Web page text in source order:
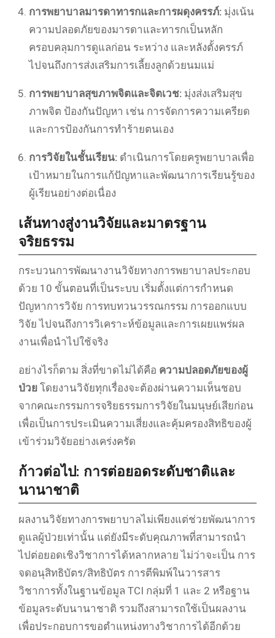
การพยาบาลมารดาทารกและการผดุงครรภ์: มุ่งเน้น
ความปลอดภัยของมารดาและทารกเป็นหลัก
ครอบคลุมการดูแลก่อน ระหว่าง และหลังตั้งครรภ์
ไปจนถึงการส่งเสริมการเลี้ยงลูกด้วยนมแม่
การพยาบาลสุขภาพจิตและจิตเวช: มุ่งส่งเสริมสุข
ภาพจิต ป้องกันปัญหา เช่น การจัดการความเครียด
และการป้องกันการทำร้ายตนเอง
การวิจัยในชั้นเรียน: ดำเนินการโดยครูพยาบาลเพื่อ
เป้าหมายในการแก้ปัญหาและพัฒนาการเรียนรู้ของ
ผู้เรียนอย่างต่อเนื่อง
เส้นทางสู่งานวิจัยและมาตรฐาน
จริยธรรม
กระบวนการพัฒนางานวิจัยทางการพยาบาลประกอบ
ด้วย 10 ขั้นตอนที่เป็นระบบ เริ่มตั้งแต่การกำหนด
ปัญหาการวิจัย การทบทวนวรรณกรรม การออกแบบ
วิจัย ไปจนถึงการวิเคราะห์ข้อมูลและการเผยแพร่ผล
งานเพื่อนำไปใช้จริง
อย่างไรก็ตาม สิ่งที่ขาดไม่ได้คือ ความปลอดภัยของผู้
ป่วย โดยงานวิจัยทุกเรื่องจะต้องผ่านความเห็นชอบ
จากคณะกรรมการจริยธรรมการวิจัยในมนุษย์เสียก่อน
เพื่อเป็นการประเมินความเสี่ยงและคุ้มครองสิทธิของผู้
เข้าร่วมวิจัยอย่างเคร่งครัด
ก้าวต่อไป: การต่อยอดระดับชาติและ
นานาชาติ
ผลงานวิจัยทางการพยาบาลไม่เพียงแต่ช่วยพัฒนาการ
ดูแลผู้ป่วยเท่านั้น แต่ยังมีระดับคุณภาพที่สามารถนำ
ไปต่อยอดเชิงวิชาการได้หลากหลาย ไม่ว่าจะเป็น การ
จดอนุสิทธิบัตร/สิทธิบัตร การตีพิมพ์ในวารสาร
วิชาการทั้งในฐานข้อมูล TCI กลุ่มที่ 1 และ 2 หรือฐาน
ข้อมูลระดับนานาชาติ รวมถึงสามารถใช้เป็นผลงาน
เพื่อประกอบการขอตำแหน่งทางวิชาการได้อีกด้วย